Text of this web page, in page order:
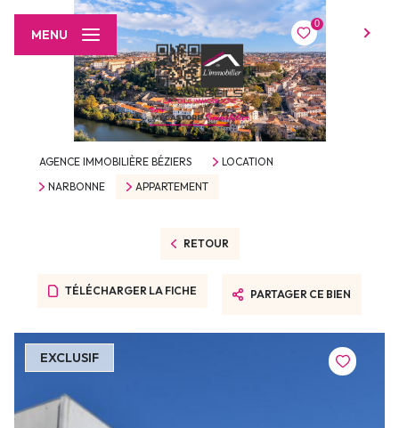
0
MENU
AGENCE IMMOBILIÈRE BÉZIERS
LOCATION
NARBONNE
APPARTEMENT
RETOUR
TÉLÉCHARGER LA FICHE PARTAGER CE BIEN
EXCLUSIF